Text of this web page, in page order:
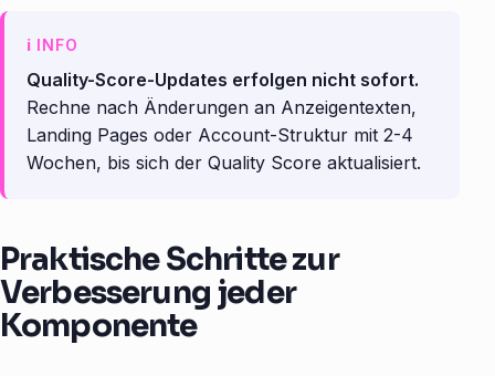
Quality-Score-Updates erfolgen nicht sofort.
Rechne nach Änderungen an Anzeigentexten,
Landing Pages oder Account-Struktur mit 2-4
Wochen, bis sich der Quality Score aktualisiert.
Praktische Schritte zur
Verbesserung jeder
Komponente